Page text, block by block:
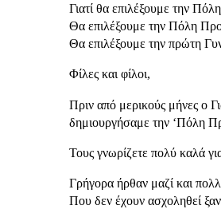
Γιατί θα επιλέξουμε την
Θα επιλέξουμε την Πόλη
Θα επιλέξουμε την πρώτη
Φίλες και φίλοι,
Πριν από μερικούς μήνες ο
δημιουργήσαμε την ‘Πόλη
Τους γνωρίζετε πολύ καλά
Γρήγορα ήρθαν μαζί και
Που δεν έχουν ασχοληθεί